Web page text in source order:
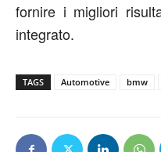
fornire i migliori
integrato.
TAGS Automotive bmw